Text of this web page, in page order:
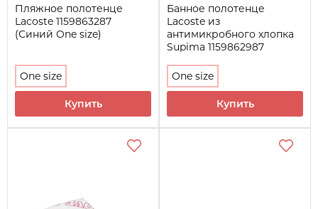
Пляжное полотенце
Lacoste 1159863287
(Синий One size)
One size
Купить
Банное полотенце
Lacoste из
антимикробного хлопка
Supima 1159862987
One size
Купить